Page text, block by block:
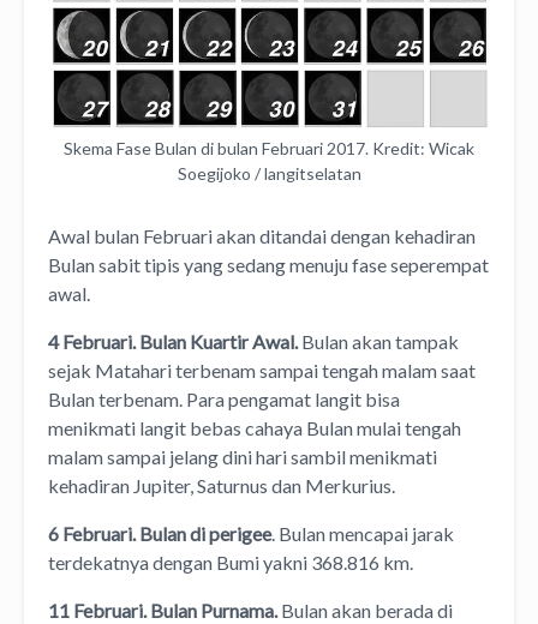
Skema Fase Bulan di bulan Februari 2017. Kredit: Wicak
Soegijoko / langitselatan
Awal bulan Februari akan ditandai dengan kehadiran
Bulan sabit tipis yang sedang menuju fase seperempat
awal.
4 Februari. Bulan Kuartir Awal.Bulan akan tampak
sejak Matahari terbenam sampai tengah malam saat
Bulan terbenam. Para pengamat langit bisa
menikmati langit bebas cahaya Bulan mulai tengah
malam sampai jelang dini hari sambil menikmati
kehadiran Jupiter, Saturnus dan Merkurius.
6 Februari. Bulan di perigee. Bulan mencapai jarak
terdekatnya dengan Bumi yakni 368.816 km.
11 Februari. Bulan Purnama.Bulan akan berada di